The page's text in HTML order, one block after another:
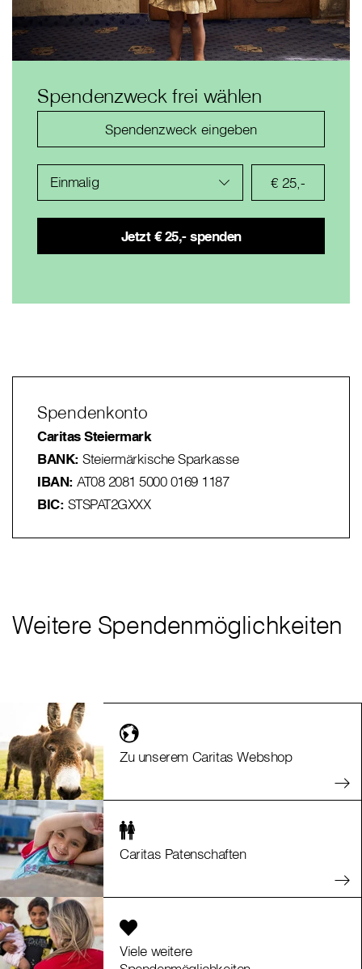
Spendenzweck frei wählen
Einmalig
Spendenkonto
Caritas Steiermark
BANK: Steiermärkische Sparkasse
IBAN: AT08 2081 5000 0169 1187
BIC: STSPAT2GXXX
Weitere Spendenmöglichkeiten
Zu unserem Caritas Webshop
Caritas Patenschaften
Viele weitere